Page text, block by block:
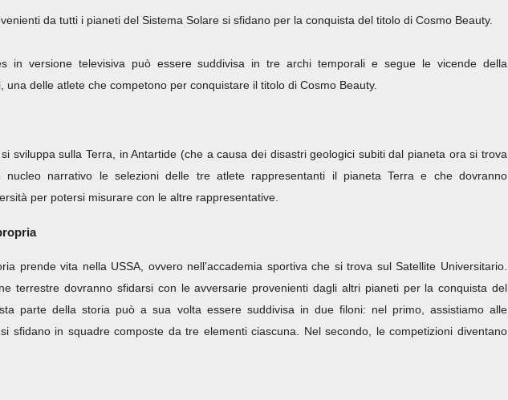
da tutti i pianeti del Sistema Solare si sfidano per la conquista del titolo di Cosmo Beauty.
in versione televisiva può essere suddivisa in tre archi temporali e segue le vicende della
una delle atlete che competono per conquistare il titolo di Cosmo Beauty.
sviluppa sulla Terra, in Antartide (che a causa dei disastri geologici subiti dal pianeta ora si trova
nucleo narrativo le selezioni delle tre atlete rappresentanti il pianeta Terra e che dovranno
per potersi misurare con le altre rappresentative.
prende vita nella USSA, ovvero nell’accademia sportiva che si trova sul Satellite Universitario.
terrestre dovranno sfidarsi con le avversarie provenienti dagli altri pianeti per la conquista del
parte della storia può a sua volta essere suddivisa in due filoni: nel primo, assistiamo alle
sfidano in squadre composte da tre elementi ciascuna. Nel secondo, le competizioni diventano